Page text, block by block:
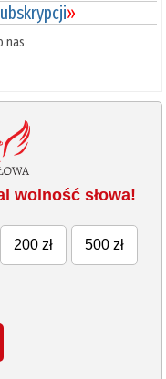
»
nas
wolność słowa!
200 zł 500 zł